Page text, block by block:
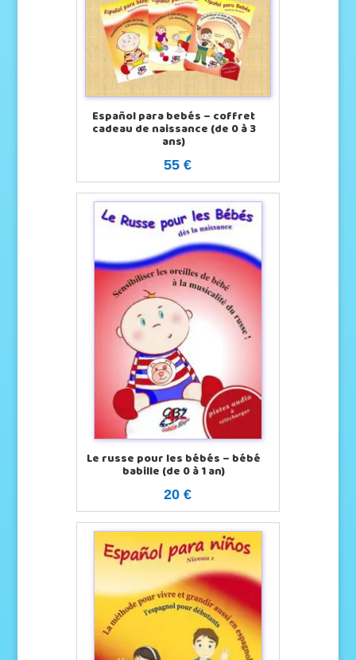
Español para bebés – coffret
cadeau de naissance (de 0 à 3
ans)
55 €
Le russe pour les bébés – bébé
babille (de 0 à 1 an)
20 €